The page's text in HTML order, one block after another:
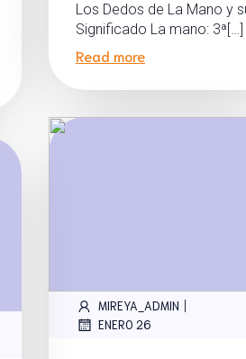
Los Dedos de La Mano y
Significado La mano: 3ª[…]
Read more
MIREYA_ADMIN |
ENERO 26